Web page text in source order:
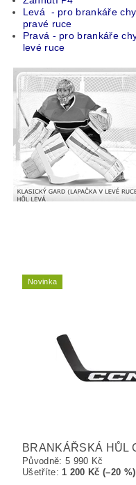
Levá - pro brankáře
pravé ruce
Pravá - pro brankáře
levé ruce
Novinka
BRANKÁŘSKÁ HŮL
Původně: 5 990 Kč
Ušetříte:1 200 Kč (–20 %)